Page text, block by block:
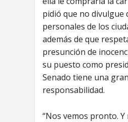
pidió que no divulgue
personales de los
además de que
presunción de
su puesto como
Senado tiene una gran
responsabilidad.
“Nos vemos pronto.